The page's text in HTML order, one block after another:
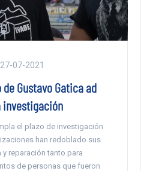
27-07-2021
Gustavo Gatica ad
investigación
el plazo de investigación
han redoblado sus
y reparación tanto para
de personas que fueron